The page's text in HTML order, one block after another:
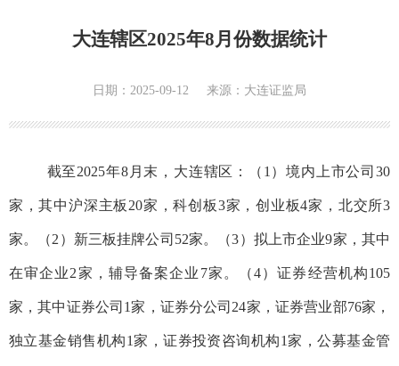
大连辖区2025年8月份数据统计
日期：2025-09-12 来源：大连证监局
截至2025年8月末，大连辖区：（1）境内上市公司30
家，其中沪深主板20家，科创板3家，创业板4家，北交所3
家。（2）新三板挂牌公司52家。（3）拟上市企业9家，其中
在审企业2家，辅导备案企业7家。（4）证券经营机构105
家，其中证券公司1家，证券分公司24家，证券营业部76家，
独立基金销售机构1家，证券投资咨询机构1家，公募基金管